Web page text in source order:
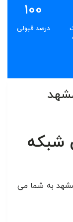
100
درصد قبولی
شبکه
به شما می